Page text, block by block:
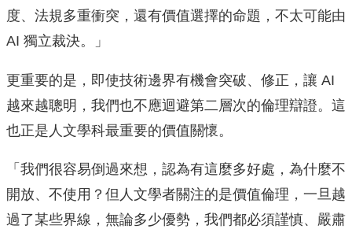
度、法規多重衝突，還有價值選擇的命題，不太可能由
AI 獨立裁決。」
更重要的是，即使技術邊界有機會突破、修正，讓 AI
越來越聰明，我們也不應迴避第二層次的倫理辯證。這
也正是人文學科最重要的價值關懷。
「我們很容易倒過來想，認為有這麼多好處，為什麼不
開放、不使用？但人文學者關注的是價值倫理，一旦越
過了某些界線，無論多少優勢，我們都必須謹慎、嚴肅